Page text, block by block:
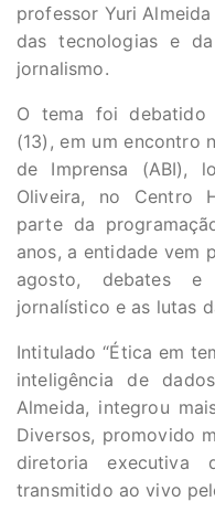
professor Yuri
das tecnologias e
jornalismo.
O tema foi debatido
(13), em um encontro
de Imprensa (ABI),
Oliveira, no Centro
parte da
anos, a entidade vem
agosto, debates
jornalístico e as lutas
Intitulado “Ética em
inteligência de
Almeida, integrou
Diversos, promovido
diretoria
transmitido ao vivo